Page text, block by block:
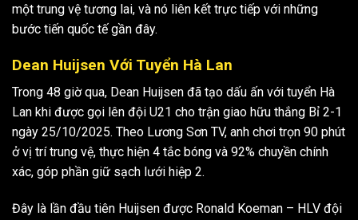
một trung vệ tương lai, và nó liên kết trực tiếp với những
bước tiến quốc tế gần đây.
Dean Huijsen Với Tuyển Hà Lan
Trong 48 giờ qua, Dean Huijsen đã tạo dấu ấn với tuyển Hà
Lan khi được gọi lên đội U21 cho trận giao hữu thắng Bỉ 2-1
ngày 25/10/2025. Theo Lương Sơn TV, anh chơi trọn 90 phút
ở vị trí trung vệ, thực hiện 4 tắc bóng và 92% chuyền chính
xác, góp phần giữ sạch lưới hiệp 2.
Đây là lần đầu tiên Huijsen được Ronald Koeman – HLV đội